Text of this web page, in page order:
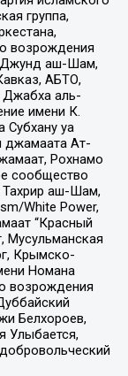
группа,
возрождения
Джунд аш-Шам,
АБТО,
Джабха аль-
имени К.
уа
джамаата Ат-
Рохнамо
сообщество
Тахрир аш-Шам,
White Power,
“Красный
Мусульманская
Крымско-
Номана
возрождения
Белхороев,
Улыбается,